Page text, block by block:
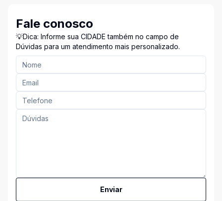
Fale conosco
💡Dica: Informe sua CIDADE também no campo de
Dúvidas para um atendimento mais personalizado.
Enviar